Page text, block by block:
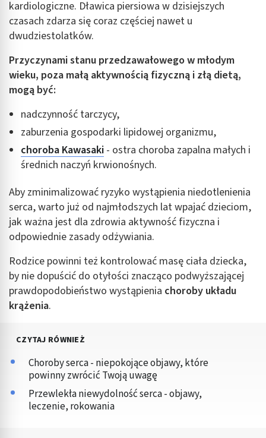
kardiologiczne. Dławica piersiowa w dzisiejszych
czasach zdarza się coraz częściej nawet u
dwudziestolatków.
Przyczynami stanu przedzawałowego w młodym
wieku, poza małą aktywnością fizyczną i złą dietą,
mogą być:
nadczynność tarczycy,
zaburzenia gospodarki lipidowej organizmu,
choroba Kawasaki - ostra choroba zapalna małych i
średnich naczyń krwionośnych.
Aby zminimalizować ryzyko wystąpienia niedotlenienia
serca, warto już od najmłodszych lat wpajać dzieciom,
jak ważna jest dla zdrowia aktywność fizyczna i
odpowiednie zasady odżywiania.
Rodzice powinni też kontrolować masę ciała dziecka,
by nie dopuścić do otyłości znacząco podwyższającej
prawdopodobieństwo wystąpienia choroby układu
krążenia.
CZYTAJ RÓWNIEŻ
Choroby serca - niepokojące objawy, które
powinny zwrócić Twoją uwagę
Przewlekła niewydolność serca - objawy,
leczenie, rokowania